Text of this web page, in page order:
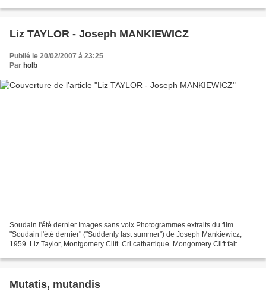
Liz TAYLOR - Joseph MANKIEWICZ
Publié le 20/02/2007 à 23:25
Par holb
Soudain l'été dernier Images sans voix Photogrammes extraits du film
"Soudain l'été dernier" ("Suddenly last summer") de Joseph Mankiewicz,
1959. Liz Taylor, Montgomery Clift. Cri cathartique. Mongomery Clift fait
Mutatis, mutandis